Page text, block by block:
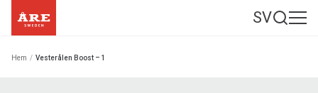
SV
Hem / Vesterålen Boost – 1